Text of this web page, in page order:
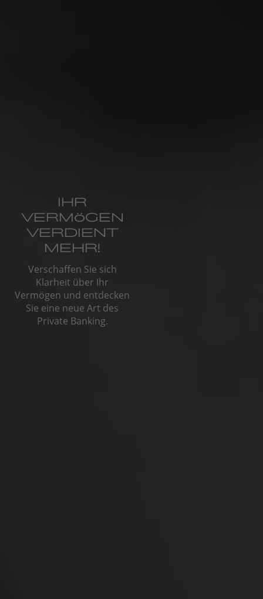
IHR
VERMÖGEN
VERDIENT
MEHR!
Verschaffen Sie sich
Klarheit über Ihr
Vermögen und entdecken
Sie eine neue Art des
Private Banking.